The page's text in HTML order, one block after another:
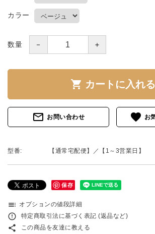
カラー
数量 － ＋
shopping_cart カートに入れる
mail_outline お問い合わせ favorite
型番: 【通常宅配便】／【1～3営業日】
保存
toc オプションの値段詳細
error_outline 特定商取引法に基づく表記 (返品など)
share この商品を友達に教える